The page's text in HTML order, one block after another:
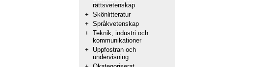
rättsvetenskap
+ Skönlitteratur
+ Språkvetenskap
+ Teknik, industri och
kommunikationer
+
Uppfostran och
undervisning